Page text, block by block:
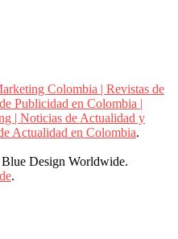
Colombia | Revistas de
Publicidad en Colombia |
| Noticias de Actualidad y
Actualidad en Colombia.
Design Worldwide.
.